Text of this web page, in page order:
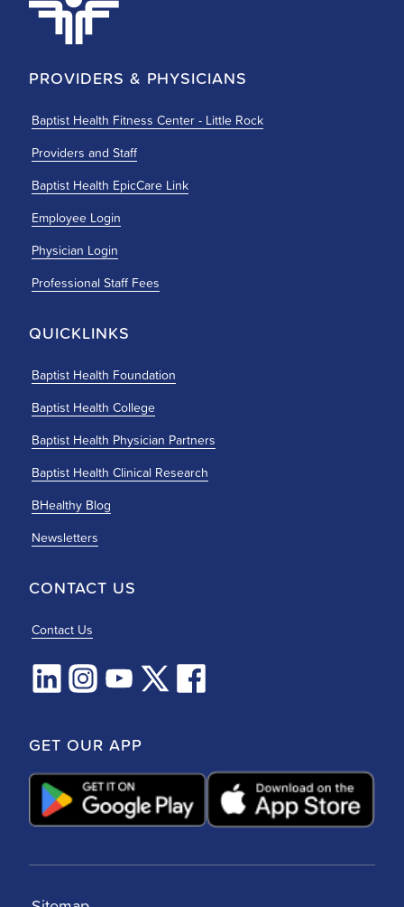
PROVIDERS & PHYSICIANS
Baptist Health Fitness Center - Little Rock
Providers and Staff
Baptist Health EpicCare Link
Employee Login
Physician Login
Professional Staff Fees
QUICKLINKS
Baptist Health Foundation
Baptist Health College
Baptist Health Physician Partners
Baptist Health Clinical Research
BHealthy Blog
Newsletters
CONTACT US
Contact Us
GET OUR APP